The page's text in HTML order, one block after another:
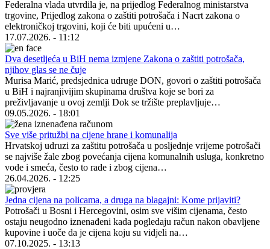
Federalna vlada utvrdila je, na prijedlog Federalnog ministarstva
trgovine, Prijedlog zakona o zaštiti potrošača i Nacrt zakona o
elektroničkoj trgovini, koji će biti upućeni u…
17.07.2026. - 11:12
Dva desetljeća u BiH nema izmjene Zakona o zaštiti potrošača,
njihov glas se ne čuje
Murisa Marić, predsjednica udruge DON, govori o zaštiti potrošača
u BiH i najranjivijim skupinama društva koje se bori za
preživljavanje u ovoj zemlji Dok se tržište preplavljuje…
09.05.2026. - 18:01
Sve više pritužbi na cijene hrane i komunalija
Hrvatskoj udruzi za zaštitu potrošača u posljednje vrijeme potrošači
se najviše žale zbog povećanja cijena komunalnih usluga, konkretno
vode i smeća, često to rade i zbog cijena…
26.04.2026. - 12:25
Jedna cijena na policama, a druga na blagajni: Kome prijaviti?
Potrošači u Bosni i Hercegovini, osim sve višim cijenama, često
ostaju neugodno iznenađeni kada pogledaju račun nakon obavljene
kupovine i uoče da je cijena koju su vidjeli na…
07.10.2025. - 13:13